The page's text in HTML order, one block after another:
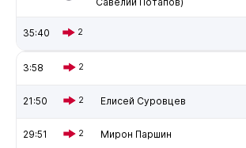
35:40 2
3:58 2
21:50 2 Елисей Суровцев
29:51 2 Мирон Паршин